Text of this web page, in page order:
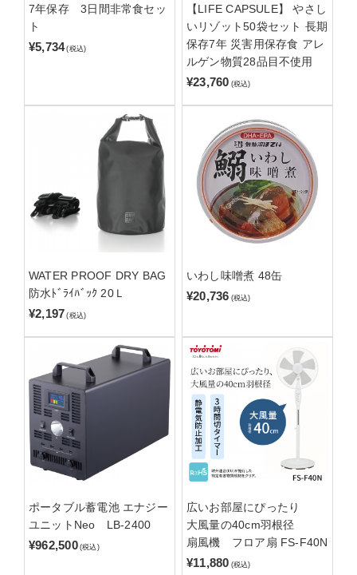
7年保存 3日間非常食セッ
ト
¥5,734 (税込)
【LIFE CAPSULE】 やさし
いリゾット50袋セット 長期
保存7年 災害用保存食 アレ
ルゲン物質28品目不使用
¥23,760 (税込)
WATER PROOF DRY BAG
防水ﾄﾞﾗｲﾊﾞｯｸ 20Ｌ
¥2,197 (税込)
いわし味噌煮 48缶
¥20,736 (税込)
ポータブル蓄電池 エナジー
ユニットNeo LB-2400
¥962,500 (税込)
広いお部屋にぴったり
大風量の40cm羽根径
扇風機 フロア扇 FS-F40N
¥11,880 (税込)